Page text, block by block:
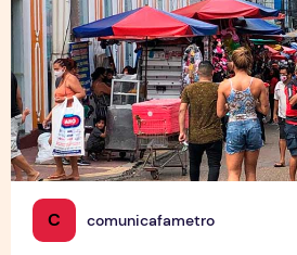
C comunicafametro